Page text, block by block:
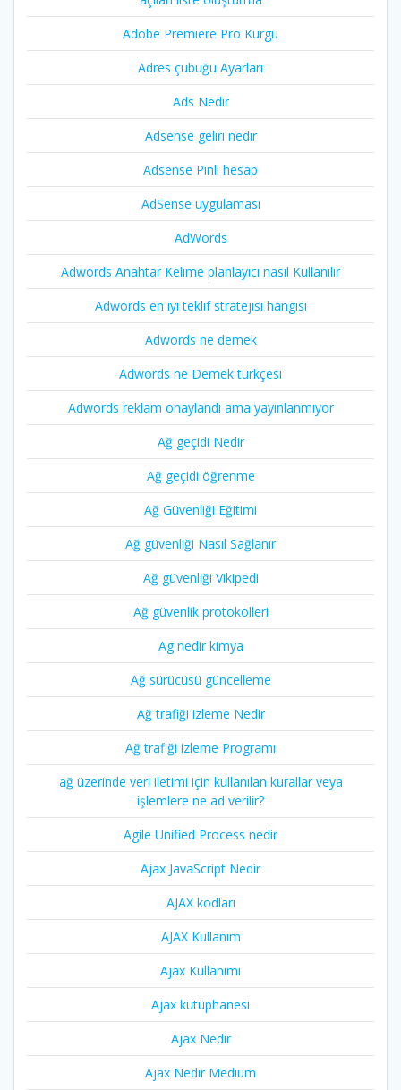
Adobe Premiere Pro Kurgu
Adres çubuğu Ayarları
Ads Nedir
Adsense geliri nedir
Adsense Pinli hesap
AdSense uygulaması
AdWords
Adwords Anahtar Kelime planlayıcı nasıl Kullanılır
Adwords en iyi teklif stratejisi hangisi
Adwords ne demek
Adwords ne Demek türkçesi
Adwords reklam onaylandi ama yayınlanmıyor
Ağ geçidi Nedir
Ağ geçidi öğrenme
Ağ Güvenliği Eğitimi
Ağ güvenliği Nasıl Sağlanır
Ağ güvenliği Vikipedi
Ağ güvenlik protokolleri
Ag nedir kimya
Ağ sürücüsü güncelleme
Ağ trafiği izleme Nedir
Ağ trafiği izleme Programı
ağ üzerinde veri iletimi için kullanılan kurallar veya
işlemlere ne ad verilir?
Agile Unified Process nedir
Ajax JavaScript Nedir
AJAX kodları
AJAX Kullanım
Ajax Kullanımı
Ajax kütüphanesi
Ajax Nedir
Ajax Nedir Medium